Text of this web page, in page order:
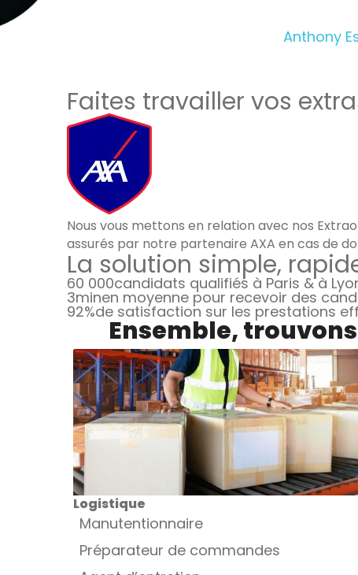
Anthony
Faites travailler vos
Nous vous mettons en relation avec nos
assurés par notre partenaire AXA en cas de
La solution simple,
60 000candidats qualifiés à Paris & à
3minen moyenne pour recevoir des
92%de satisfaction sur les prestations
Ensemble,
Logistique
Manutentionnaire
Préparateur de commandes